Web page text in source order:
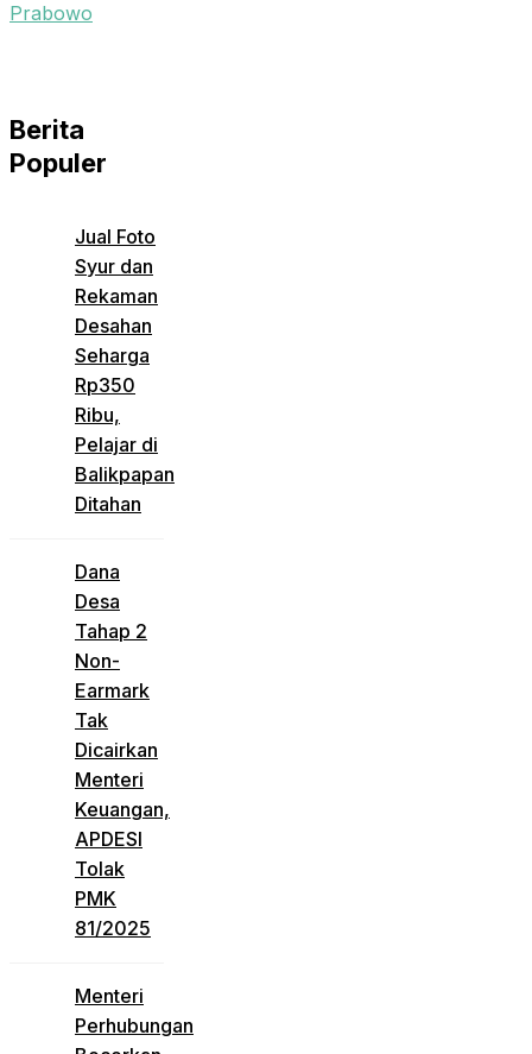
Prabowo
Berita
Populer
Jual Foto
Syur dan
Rekaman
Desahan
Seharga
Rp350
Ribu,
Pelajar di
Balikpapan
Ditahan
Dana
Desa
Tahap 2
Non-
Earmark
Tak
Dicairkan
Menteri
Keuangan,
APDESI
Tolak
PMK
81/2025
Menteri
Perhubungan